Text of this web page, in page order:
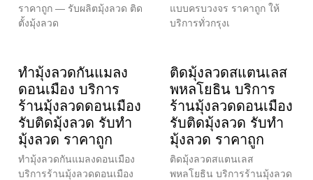
ราคาถูก — รับผลิตมุ้งลวด ติด
ตั้งมุ้งลวด
แบบครบวงจร ราคาถูก ให้
บริการทั่วกรุงเ
ทำมุ้งลวดกันแมลง
ดอนเมือง บริการ
ร้านมุ้งลวดดอนเมือง
รับติดมุ้งลวด รับทำ
มุ้งลวด ราคาถูก
ทำมุ้งลวดกันแมลงดอนเมือง
บริการร้านมุ้งลวดดอนเมือง
ติดมุ้งลวดสแตนเลส
พหลโยธิน บริการ
ร้านมุ้งลวดดอนเมือง
รับติดมุ้งลวด รับทำ
มุ้งลวด ราคาถูก
ติดมุ้งลวดสแตนเลส
พหลโยธิน บริการร้านมุ้งลวด